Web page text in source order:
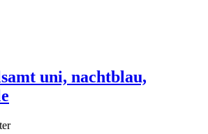
uni, nachtblau,